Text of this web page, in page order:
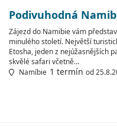
Podivuhodná
Zájezd do Namibie vám
minulého století. Největší
Etosha, jeden z nejúžasnějších
skvělé safari včetně…
Namíbie 1 termín od